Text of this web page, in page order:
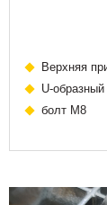
Верхняя
U-
болт М8